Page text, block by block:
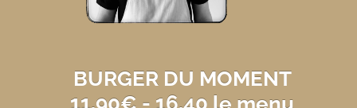
BURGER DU MOMENT
11,90€ - 16,40 le menu